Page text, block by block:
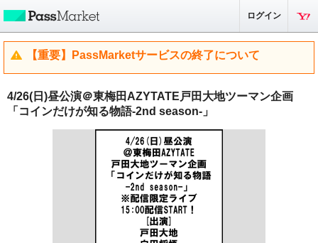
ログイン
【重要】PassMarketサービスの終了について
4/26(日)昼公演＠東梅田AZYTATE戸田大地ツーマン企画
「コインだけが知る物語-2nd season-」